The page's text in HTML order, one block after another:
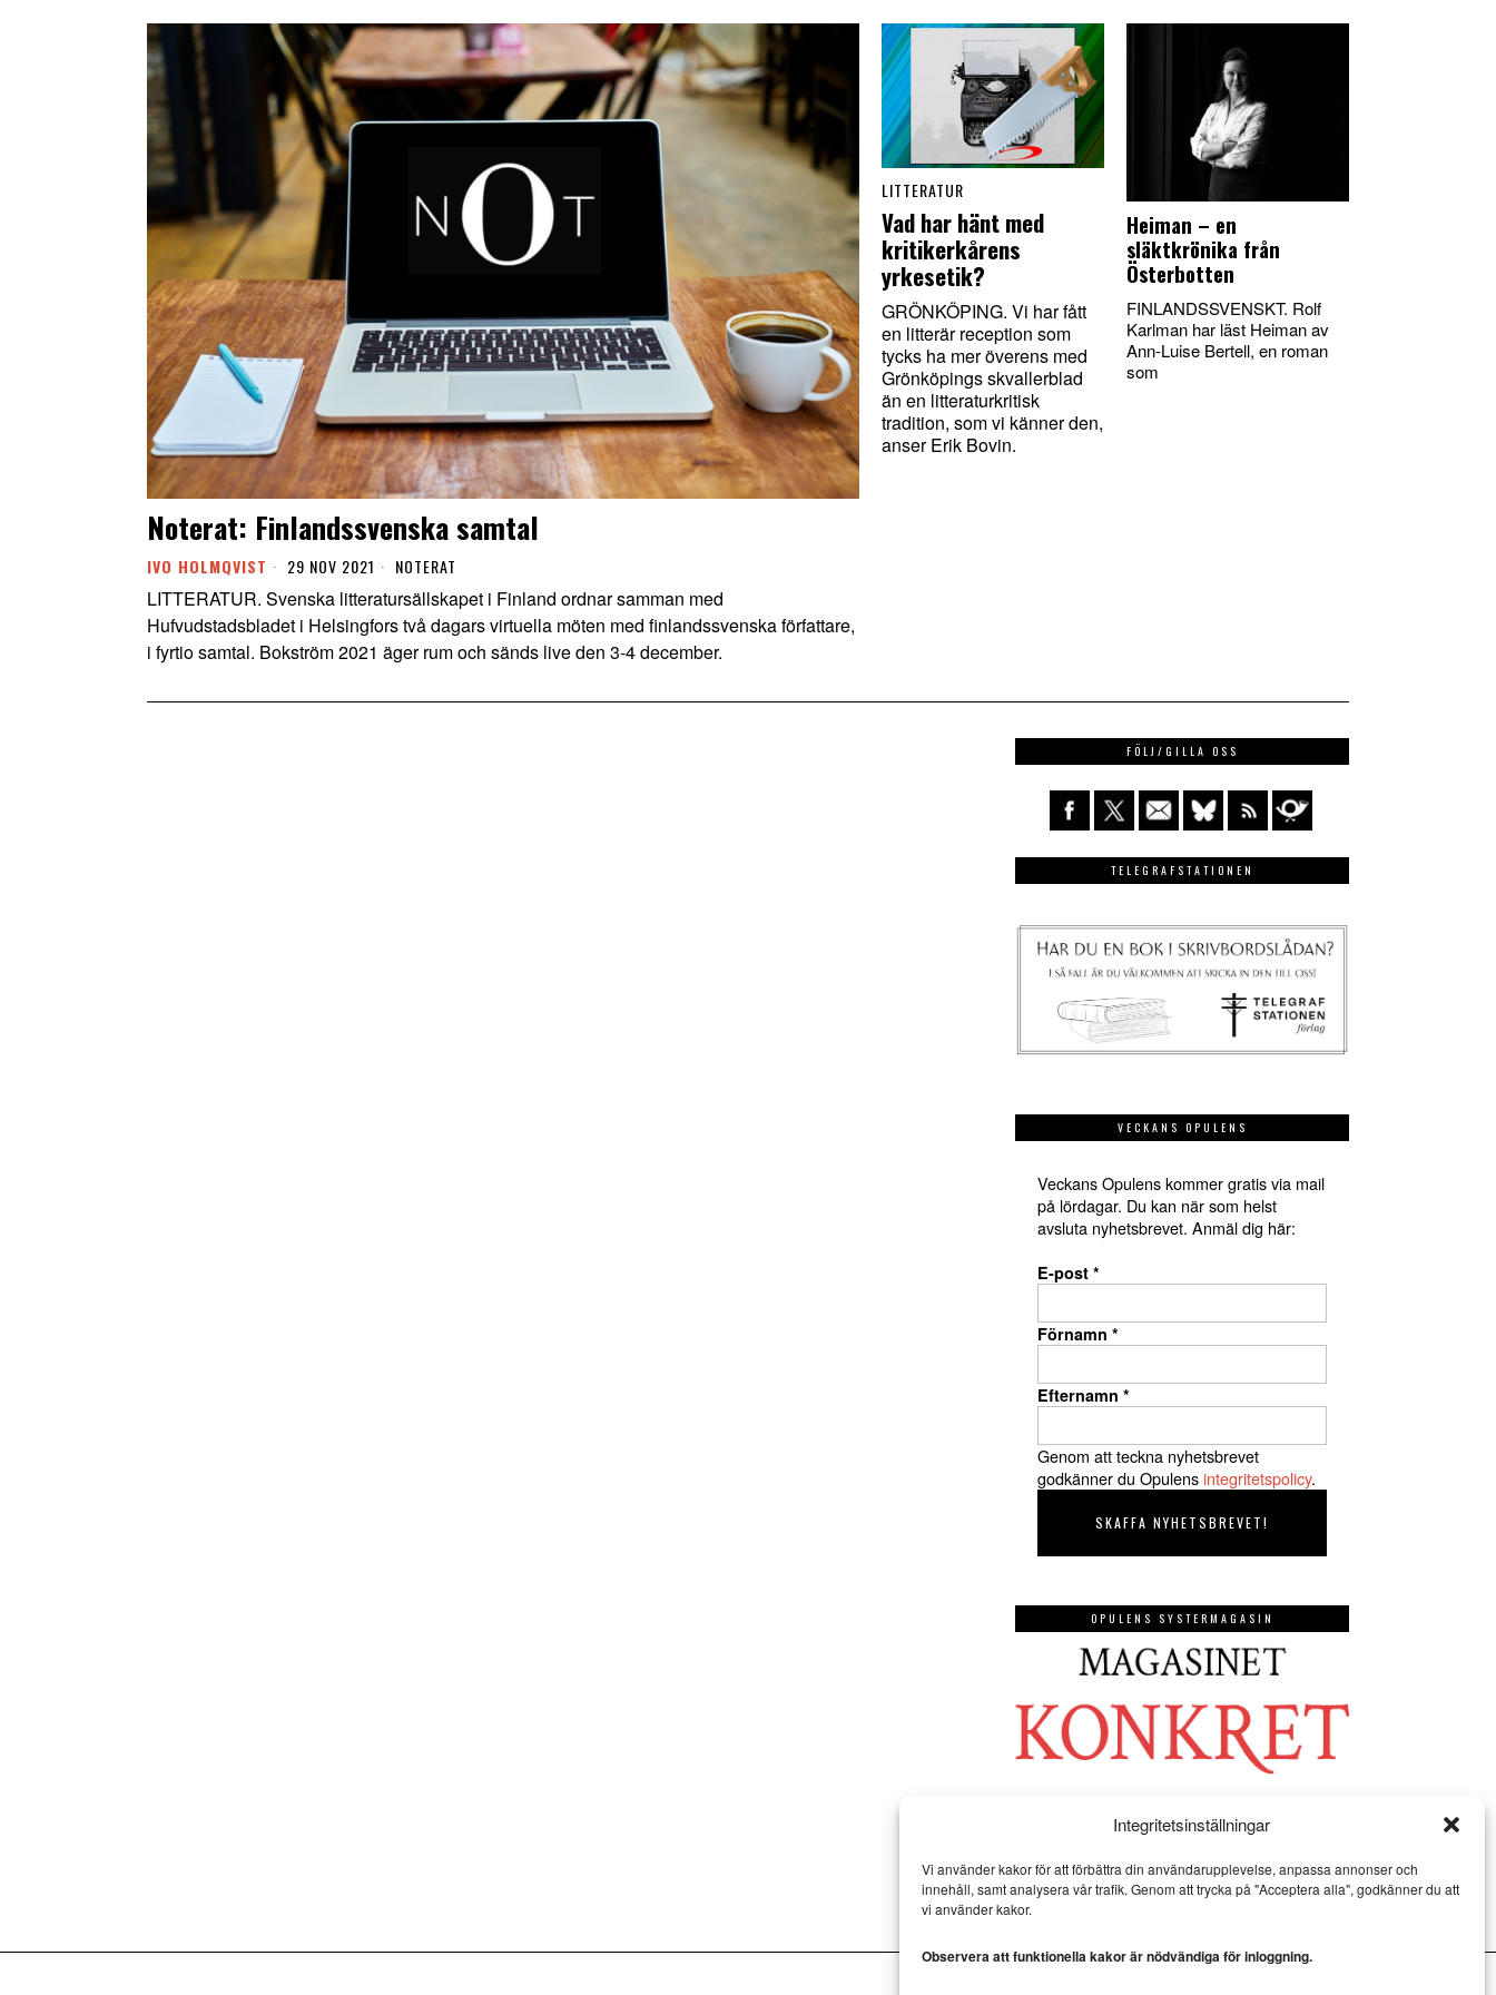
Integritetsinställningar
Vi använder kakor för att förbättra din användarupplevelse, anpassa annonser och
innehåll, samt analysera vår trafik. Genom att trycka på "Acceptera alla", godkänner du att
vi använder kakor.
Observera att funktionella kakor är nödvändiga för inloggning.
Noterat: Finlandssvenska samtal
IVO HOLMQVIST 29 NOV 2021 NOTERAT
LITTERATUR. Svenska litteratursällskapet i Finland ordnar samman med
Hufvudstadsbladet i Helsingfors två dagars virtuella möten med finlandssvenska författare,
i fyrtio samtal. Bokström 2021 äger rum och sänds live den 3-4 december.
LITTERATUR
Vad har hänt med
kritikerkårens
yrkesetik?
GRÖNKÖPING. Vi har fått
en litterär reception som
tycks ha mer överens med
Grönköpings skvallerblad
än en litteraturkritisk
tradition, som vi känner den,
anser Erik Bovin.
Heiman – en
släktkrönika från
Österbotten
FINLANDSSVENSKT. Rolf
Karlman har läst Heiman av
Ann-Luise Bertell, en roman
som
FÖLJ/GILLA OSS
TELEGRAFSTATIONEN
VECKANS OPULENS
Veckans Opulens kommer gratis via mail
på lördagar. Du kan när som helst
avsluta nyhetsbrevet. Anmäl dig här:
E-post *
Förnamn *
Efternamn *
Genom att teckna nyhetsbrevet
godkänner du Opulensintegritetspolicy.
OPULENS SYSTERMAGASIN